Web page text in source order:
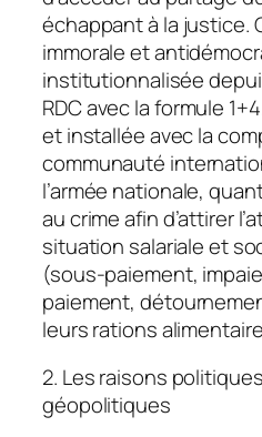
échappant à la justice.
immorale et
institutionnalisée
RDC avec la formule
et installée avec la
communauté
l’armée nationale,
au crime afin d’attirer
situation salariale et
(sous-paiement,
paiement,
leurs rations
2. Les raisons
géopolitiques